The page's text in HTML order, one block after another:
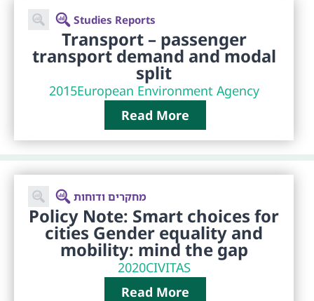
Studies Reports
Transport – passenger
transport demand and modal
split
2015European Environment Agency
Read More
מחקרים ודוחות
Policy Note: Smart choices for
cities Gender equality and
mobility: mind the gap
2020CIVITAS
Read More